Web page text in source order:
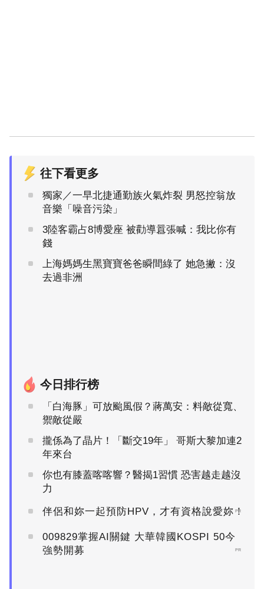
往下看更多
獨家／一早北捷通勤族火氣炸裂 男怒控翁放
音樂「噪音污染」
3陸客霸占8博愛座 被勸導囂張喊：我比你有
錢
上海媽媽生黑寶寶爸爸瞬間綠了 她急撇：沒
去過非洲
今日排行榜
「白海豚」可放颱風假？蔣萬安：料敵從寬、
禦敵從嚴
攏係為了晶片！「斷交19年」 哥斯大黎加連2
年來台
你也有膝蓋喀喀響？醫揭1習慣 恐害越走越沒
力
伴侶和妳一起預防HPV，才有資格說愛妳！
PR
009829掌握AI關鍵 大華韓國KOSPI 50今
強勢開募
PR